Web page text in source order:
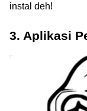
instal deh!
3. Aplikasi